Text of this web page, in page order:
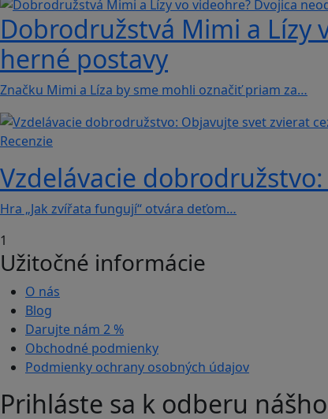
Dobrodružstvá Mimi a Lízy
herné postavy
Značku Mimi a Líza by sme mohli označiť priam za…
Recenzie
Vzdelávacie
Hra „Jak zvířata fungují“ otvára deťom…
1
Užitočné informácie
O nás
Blog
Darujte nám 2 %
Obchodné podmienky
Podmienky ochrany osobných údajov
Prihláste sa k odberu